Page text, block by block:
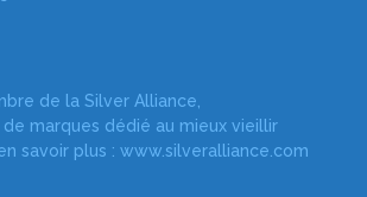
de la Silver Alliance,
marques dédié au mieux vieillir
savoir plus : www.silveralliance.com